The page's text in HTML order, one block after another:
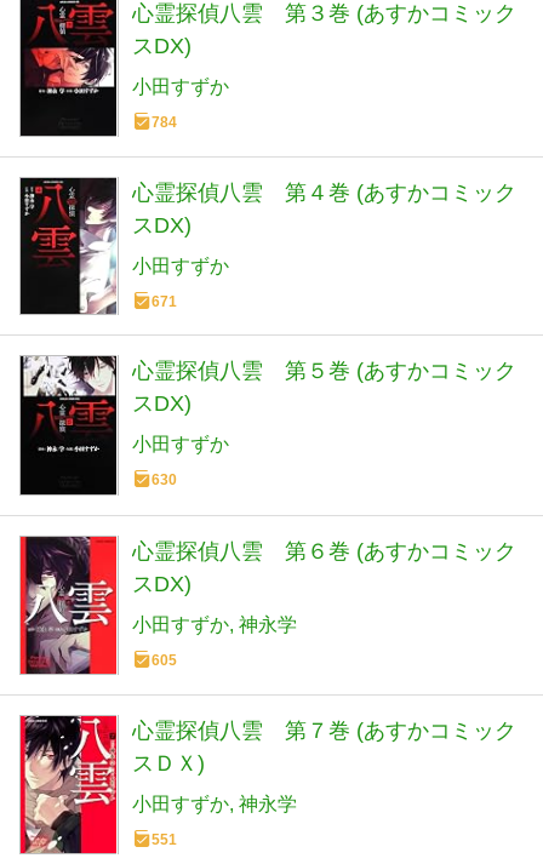
心霊探偵八雲 第３巻 (あすかコミック
スDX)
小田すずか
784
心霊探偵八雲 第４巻 (あすかコミック
スDX)
小田すずか
671
心霊探偵八雲 第５巻 (あすかコミック
スDX)
小田すずか
630
心霊探偵八雲 第６巻 (あすかコミック
スDX)
小田すずか 神永学
605
心霊探偵八雲 第７巻 (あすかコミック
スＤＸ)
小田すずか 神永学
551